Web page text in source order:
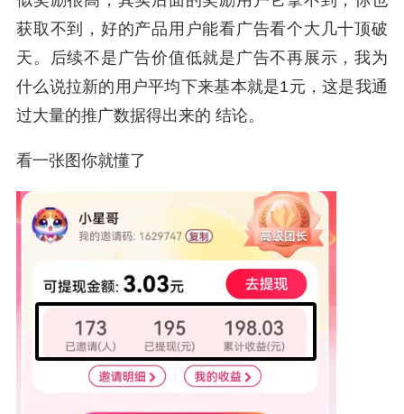
获取不到，好的产品用户能看广告看个大几十顶破
天。后续不是广告价值低就是广告不再展示，我为
什么说拉新的用户平均下来基本就是1元，这是我通
过大量的推广数据得出来的 结论。
看一张图你就懂了